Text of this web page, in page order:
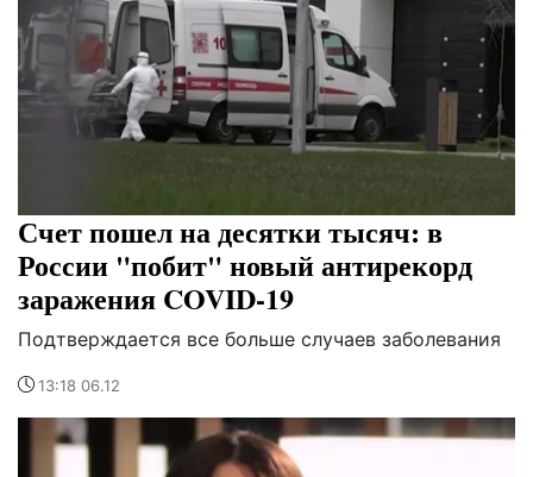
Счет пошел на десятки тысяч: в
России "побит" новый антирекорд
заражения COVID-19
Подтверждается все больше случаев заболевания
13:18 06.12